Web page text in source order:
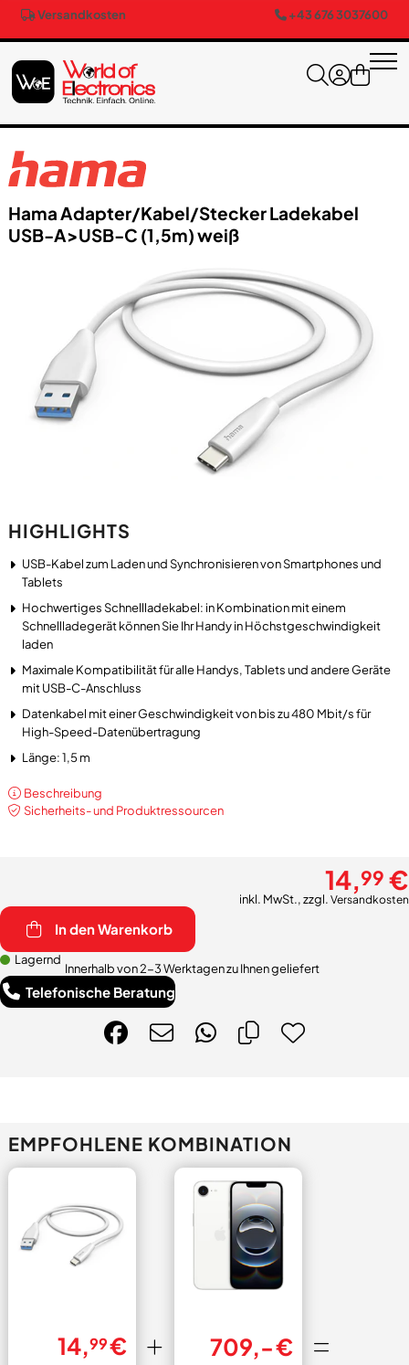
Versandkosten +43 676 3037600
Hama Adapter/​Kabel/​Stecker Ladekabel
USB-A>USB-C (1,5m) weiß
HIGHLIGHTS
USB-Kabel zum Laden und Synchronisieren von Smartphones und
Tablets
Hochwertiges Schnellladekabel: in Kombination mit einem
Schnellladegerät können Sie Ihr Handy in Höchstgeschwindigkeit
laden
Maximale Kompatibilität für alle Handys, Tablets und andere Geräte
mit USB-C-Anschluss
Datenkabel mit einer Geschwindigkeit von bis zu 480 Mbit/s für
High-Speed-Datenübertragung
Länge: 1,5 m
Beschreibung
Sicherheits- und Produktressourcen
14,99 €
inkl. MwSt., zzgl. Versandkosten
In den Warenkorb
Lagernd
Innerhalb von 2-3 Werktagen zu Ihnen geliefert
Telefonische Beratung
EMPFOHLENE KOMBINATION
14,99€ 709,- €